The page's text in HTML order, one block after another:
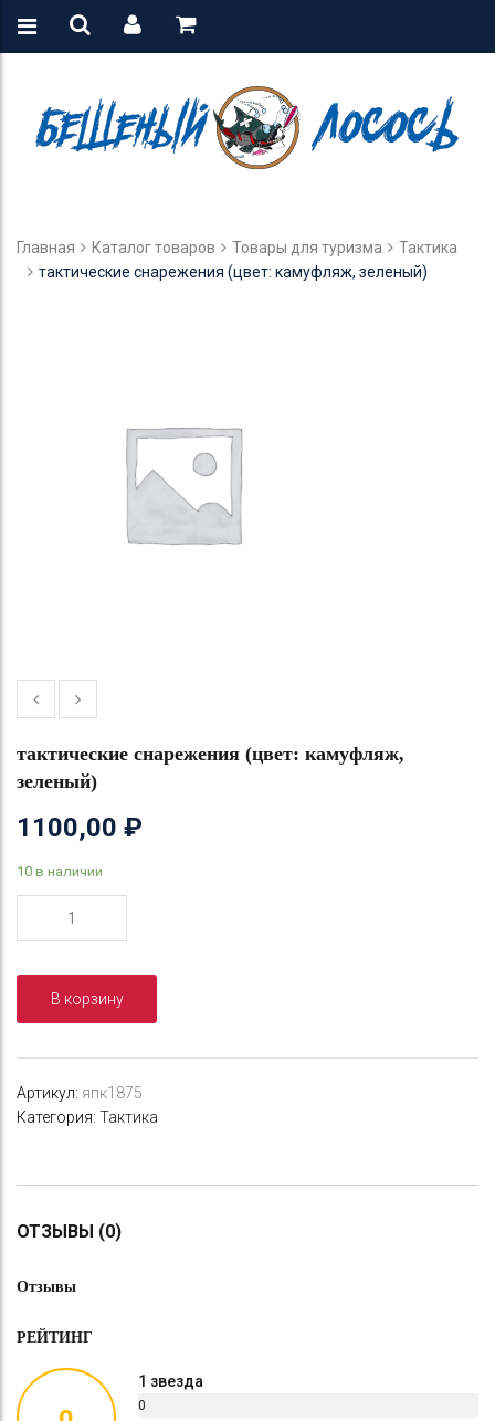
Главная Каталог товаров Товары для туризма
Тактика
тактические снарежения (цвет: камуфляж, зеленый)
тактические снарежения (цвет: камуфляж,
зеленый)
1100,00 ₽
10 в наличии
снарежения
(цвет:
камуфляж,
В корзину
Артикул: япк1875
Категория: Тактика
ОТЗЫВЫ (0)
Отзывы
РЕЙТИНГ
1 звезда
0